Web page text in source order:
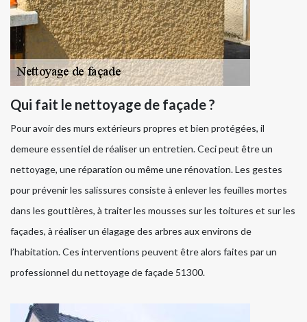
Qui fait le nettoyage de façade ?
Pour avoir des murs extérieurs propres et bien protégées, il
demeure essentiel de réaliser un entretien. Ceci peut être un
nettoyage, une réparation ou même une rénovation. Les gestes
pour prévenir les salissures consiste à enlever les feuilles mortes
dans les gouttières, à traiter les mousses sur les toitures et sur les
façades, à réaliser un élagage des arbres aux environs de
l’habitation. Ces interventions peuvent être alors faites par un
professionnel du nettoyage de façade 51300.